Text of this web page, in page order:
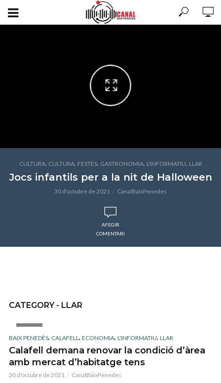
CULTURA, CULTURA, FESTES, GASTRONOMIA, L'INFORMATIU, LLAR
Jocs infantils per a la nit de Halloween
30 d'octubre de 2021 CanalBaixPenedes
AFEGIR
COMENTARI
CATEGORY - LLAR
BAIX PENEDÈS, CALAFELL , ECONOMIA, L'INFORMATIU, LLAR
Calafell demana renovar la condició d’àrea
amb mercat d’habitatge tens
30 d'octubre de 2021 CanalBaixPenedes